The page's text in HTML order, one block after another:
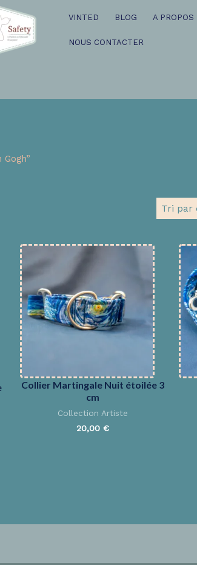
VINTED BLOG A PROPOS
NOUS CONTACTER
Collier Martingale Nuit étoilée 3
cm
Collection Artiste
20,00 €